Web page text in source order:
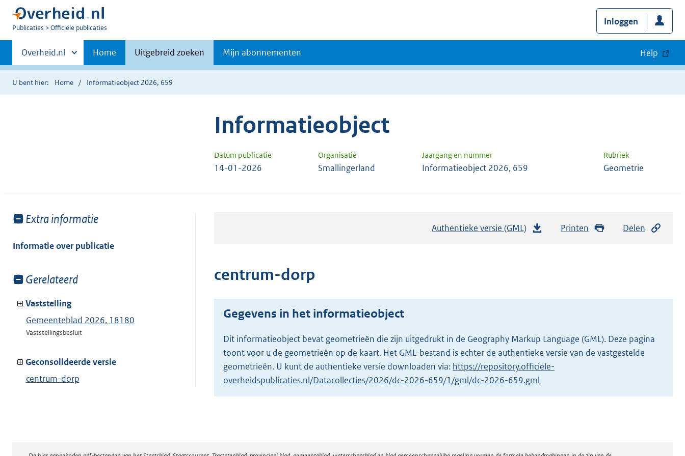
U
Publicaties Officiële publicaties
Inloggen
Primaire
navigatie
Andere
sites
binnen
Overheid.nl Home Uitgebreid zoeken Mijn abonnementen Help
U bent hier: Home Informatieobject 2026, 659
Informatieobject
Datum publicatie Organisatie Jaargang en nummer Rubriek
14-01-2026 Smallingerland Informatieobject 2026, 659 Geometrie
Toon
van:
Extra informatie
Informatie over publicatie
Toon
van:
Gerelateerd
Vaststelling
Gemeenteblad 2026, 18180
Vaststellingsbesluit
Geconsolideerde versie
centrum-dorp
Authentieke versie (GML)
n
g
r
o
o
Printen Delen
centrum-dorp
Gegevens in het informatieobject
Dit informatieobject bevat geometrieën die zijn uitgedrukt in de Geography Markup Language (GML). Deze pagina
toont voor u de geometrieën op de kaart. Het GML-bestand is echter de authentieke versie van de vastgestelde
geometrieën. U kunt de authentieke versie downloaden via: https://repository.officiele-
overheidspublicaties.nl/Datacollecties/2026/dc-2026-659/1/gml/dc-2026-659.gml